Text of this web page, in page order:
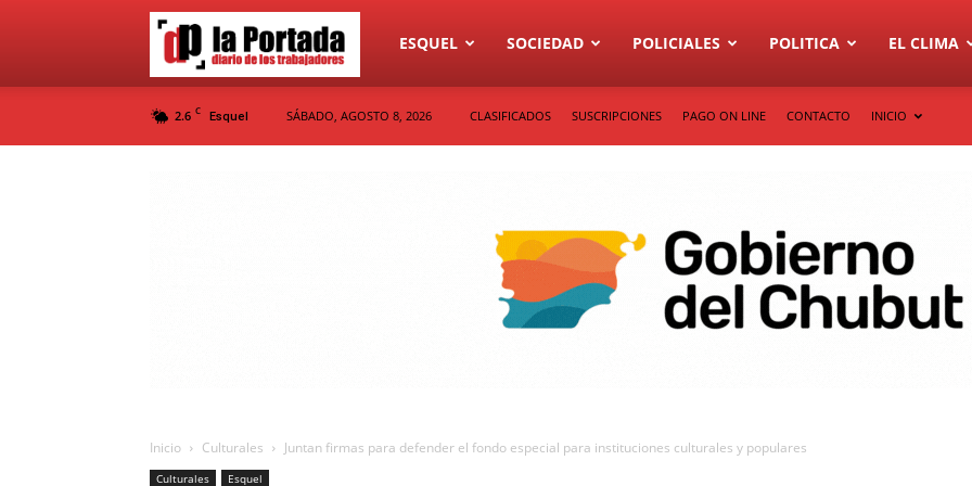
Diario
ESQUEL SOCIEDAD POLICIALES POLITICA EL CLIMA
2.6 C Esquel SÁBADO, AGOSTO 8, 2026 CLASIFICADOS SUSCRIPCIONES PAGO ON LINE CONTACTO INICIO
Inicio Culturales Juntan firmas para defender el fondo especial para instituciones culturales y populares
Culturales Esquel